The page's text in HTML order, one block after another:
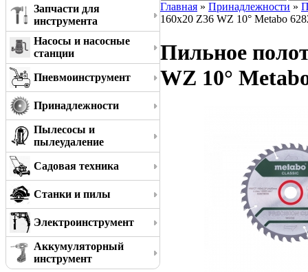
Запчасти для
инструмента
Насосы и насосные
станции
Пневмоинструмент
Принадлежности
Пылесосы и
пылеудаление
Садовая техника
Станки и пилы
Электроинструмент
Аккумуляторный
инструмент
Главная » Принадлежности »
160x20 Z36 WZ 10° Metabo
Пильное
WZ 10°